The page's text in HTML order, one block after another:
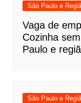
São Paulo e
Vaga de
Cozinha
Paulo e
São Paulo e